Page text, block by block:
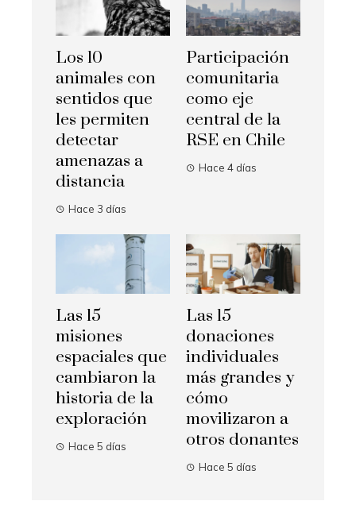
Los 10
animales con
sentidos que
les permiten
detectar
amenazas a
distancia
Hace 3 días
Participación
comunitaria
como eje
central de la
RSE en Chile
Hace 4 días
Las 15
misiones
espaciales que
cambiaron la
historia de la
exploración
Hace 5 días
Las 15
donaciones
individuales
más grandes y
cómo
movilizaron a
otros donantes
Hace 5 días